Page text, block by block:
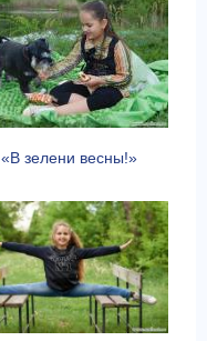
«В зелени весны!»